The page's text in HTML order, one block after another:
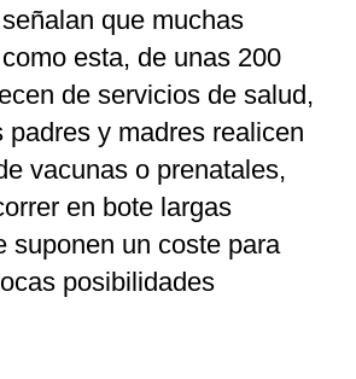
que muchas
esta, de unas 200
de servicios de salud,
padres y madres realicen
vacunas o prenatales,
en bote largas
suponen un coste para
posibilidades